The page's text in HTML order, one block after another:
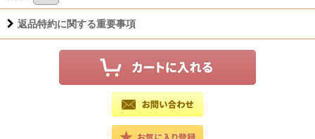
返品特約に関する重要事項